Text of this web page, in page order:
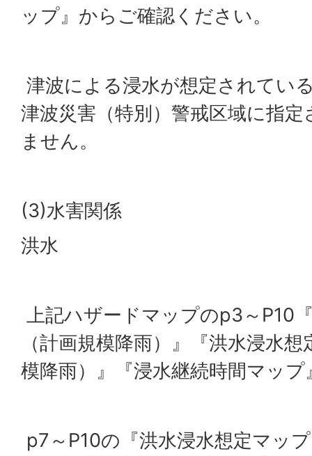
ップ』からご確認ください。
津波による浸水が想定されてい
津波災害（特別）警戒区域に指
ません。
(3)水害関係
洪水
上記ハザードマップのp3～P10
（計画規模降雨）』『洪水浸水
模降雨）』『浸水継続時間マッ
p7～P10の『洪水浸水想定マッ